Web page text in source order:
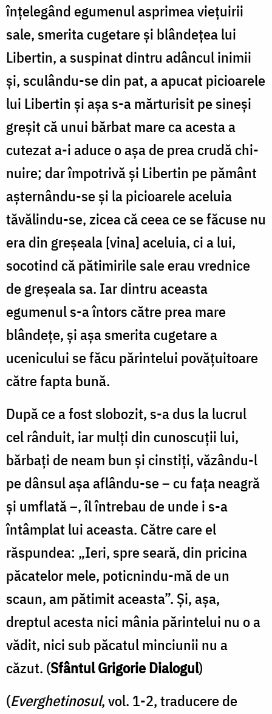
înțelegând egumenul aspri­mea viețuirii
sale, smerita cugetare și blân­dețea lui
Libertin, a suspinat dintru adâncul inimii
și, sculându-se din pat, a apucat pi­cioarele
lui Libertin și așa s-a mărturisit pe sineși
greșit că unui bărbat mare ca acesta a
cutezat a-i aduce o așa de prea crudă chi­
nuire; dar împotrivă și Libertin pe pământ
așternându-se și la picioarele aceluia
tăvălindu-se, zicea că ceea ce se făcuse nu
era din greșeala [vina] aceluia, ci a lui,
socotind că pătimirile sale erau vrednice
de greșeala sa. Iar dintru aceasta
egumenul s-a întors către prea mare
blândețe, și așa smerita cugetare a
ucenicului se făcu părintelui povățuitoare
către fapta bună.
După ce a fost slobozit, s-a dus la lu­crul
cel rânduit, iar mulți din cunoscuții lui,
bărbați de neam bun și cinstiți, văzându-l
pe dânsul așa aflându-se – cu fața neagră
și umflată –, îl întrebau de unde i s-a
întâm­plat lui aceasta. Către care el
răspundea: „Ieri, spre seară, din pricina
păcatelor mele, poticnindu-mă de un
scaun, am păti­mit aceasta”. Și, așa,
dreptul acesta nici mâ­nia părintelui nu o a
vădit, nici sub păcatul minciunii nu a
căzut. (Sfântul Grigorie Dialogul)
(Everghetinosul, vol. 1-2, traducere de